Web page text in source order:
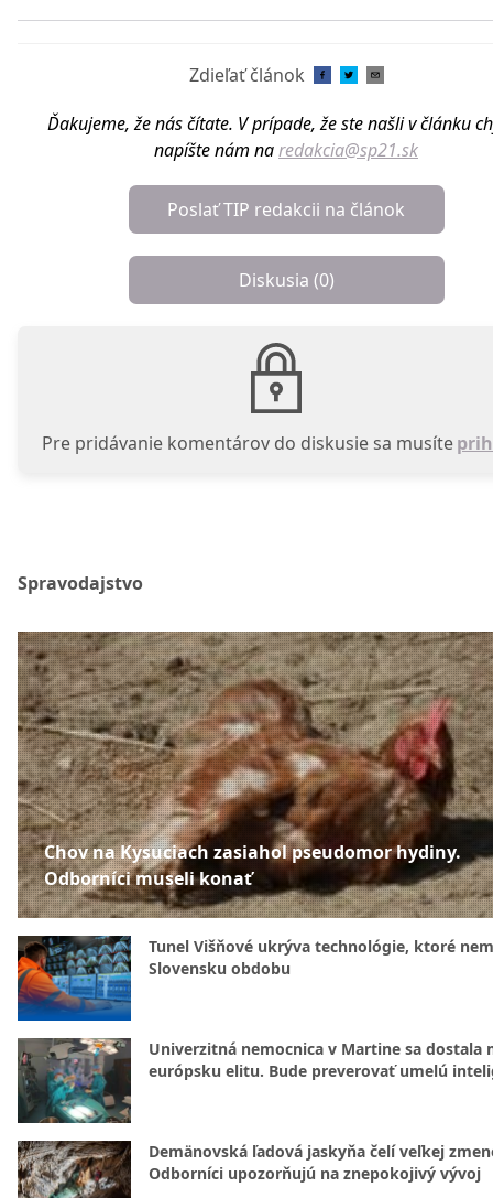
Zdieľať článok
Ďakujeme, že nás čítate. V prípade, že ste našli v článku
napíšte nám naredakcia@sp21.sk
Poslať TIP redakcii na článok
Diskusia (0)
Pre pridávanie komentárov do diskusie sa musíte
Spravodajstvo
Chov na Kysuciach zasiahol pseudomor hydiny.
Odborníci museli konať
Tunel Višňové ukrýva technológie, ktoré
Slovensku obdobu
Univerzitná nemocnica v Martine sa dostala
európsku elitu. Bude preverovať umelú
Demänovská ľadová jaskyňa čelí veľkej
Odborníci upozorňujú na znepokojivý vývoj